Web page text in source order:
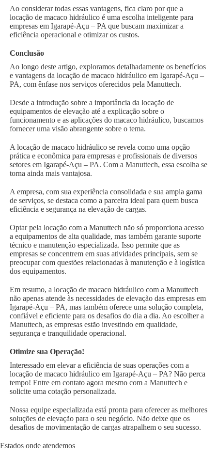
Ao considerar todas essas vantagens, fica claro por que a
locação de macaco hidráulico é uma escolha inteligente para
empresas em Igarapé-Açu – PA que buscam maximizar a
eficiência operacional e otimizar os custos.
Conclusão
Ao longo deste artigo, exploramos detalhadamente os benefícios
e vantagens da locação de macaco hidráulico em Igarapé-Açu –
PA, com ênfase nos serviços oferecidos pela Manuttech.
Desde a introdução sobre a importância da locação de
equipamentos de elevação até a explicação sobre o
funcionamento e as aplicações do macaco hidráulico, buscamos
fornecer uma visão abrangente sobre o tema.
A locação de macaco hidráulico se revela como uma opção
prática e econômica para empresas e profissionais de diversos
setores em Igarapé-Açu – PA. Com a Manuttech, essa escolha se
torna ainda mais vantajosa.
A empresa, com sua experiência consolidada e sua ampla gama
de serviços, se destaca como a parceira ideal para quem busca
eficiência e segurança na elevação de cargas.
Optar pela locação com a Manuttech não só proporciona acesso
a equipamentos de alta qualidade, mas também garante suporte
técnico e manutenção especializada. Isso permite que as
empresas se concentrem em suas atividades principais, sem se
preocupar com questões relacionadas à manutenção e à logística
dos equipamentos.
Em resumo, a locação de macaco hidráulico com a Manuttech
não apenas atende às necessidades de elevação das empresas em
Igarapé-Açu – PA, mas também oferece uma solução completa,
confiável e eficiente para os desafios do dia a dia. Ao escolher a
Manuttech, as empresas estão investindo em qualidade,
segurança e tranquilidade operacional.
Otimize sua Operação!
Interessado em elevar a eficiência de suas operações com a
locação de macaco hidráulico em Igarapé-Açu – PA? Não perca
tempo! Entre em contato agora mesmo com a Manuttech e
solicite uma cotação personalizada.
Nossa equipe especializada está pronta para oferecer as melhores
soluções de elevação para o seu negócio. Não deixe que os
desafios de movimentação de cargas atrapalhem o seu sucesso.
Estados onde atendemos